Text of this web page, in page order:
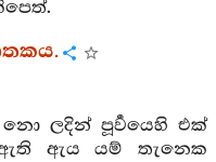
ලදින් පූර්‍වයෙහි එක්
ඇති ඇය යම් තැනෙක